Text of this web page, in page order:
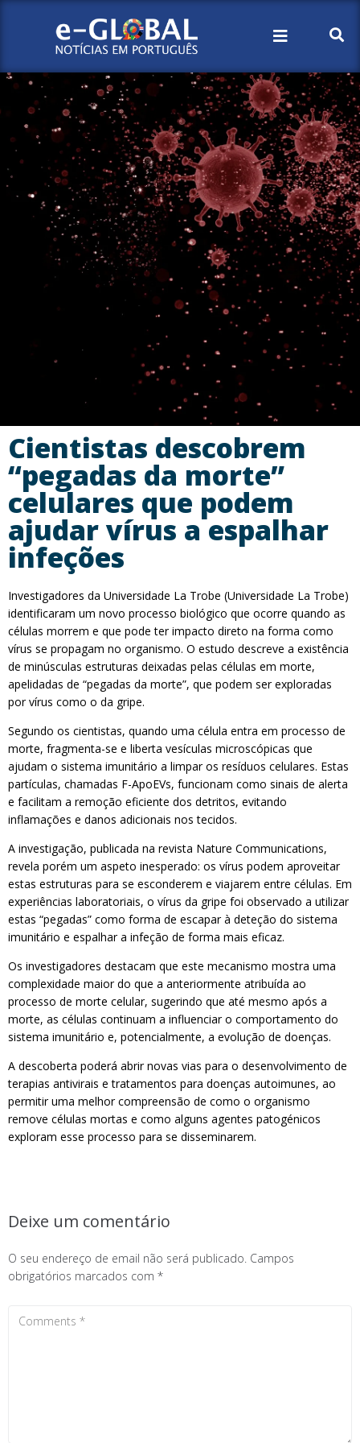
Cientistas descobrem
“pegadas da morte”
celulares que podem
ajudar vírus a espalhar
infeções
Investigadores da Universidade La Trobe (Universidade La Trobe)
identificaram um novo processo biológico que ocorre quando as
células morrem e que pode ter impacto direto na forma como
vírus se propagam no organismo. O estudo descreve a existência
de minúsculas estruturas deixadas pelas células em morte,
apelidadas de “pegadas da morte”, que podem ser exploradas
por vírus como o da gripe.
Segundo os cientistas, quando uma célula entra em processo de
morte, fragmenta-se e liberta vesículas microscópicas que
ajudam o sistema imunitário a limpar os resíduos celulares. Estas
partículas, chamadas F-ApoEVs, funcionam como sinais de alerta
e facilitam a remoção eficiente dos detritos, evitando
inflamações e danos adicionais nos tecidos.
A investigação, publicada na revista Nature Communications,
revela porém um aspeto inesperado: os vírus podem aproveitar
estas estruturas para se esconderem e viajarem entre células. Em
experiências laboratoriais, o vírus da gripe foi observado a utilizar
estas “pegadas” como forma de escapar à deteção do sistema
imunitário e espalhar a infeção de forma mais eficaz.
Os investigadores destacam que este mecanismo mostra uma
complexidade maior do que a anteriormente atribuída ao
processo de morte celular, sugerindo que até mesmo após a
morte, as células continuam a influenciar o comportamento do
sistema imunitário e, potencialmente, a evolução de doenças.
A descoberta poderá abrir novas vias para o desenvolvimento de
terapias antivirais e tratamentos para doenças autoimunes, ao
permitir uma melhor compreensão de como o organismo
remove células mortas e como alguns agentes patogénicos
exploram esse processo para se disseminarem.
Deixe um comentário
O seu endereço de email não será publicado. Campos
obrigatórios marcados com *